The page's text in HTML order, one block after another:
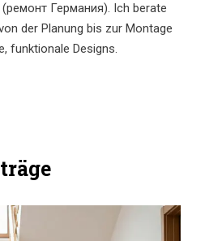
Германия). Ich berate
der Planung bis zur Montage
funktionale Designs.